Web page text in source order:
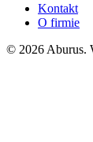
Kontakt
O firmie
© 2026 Aburus.